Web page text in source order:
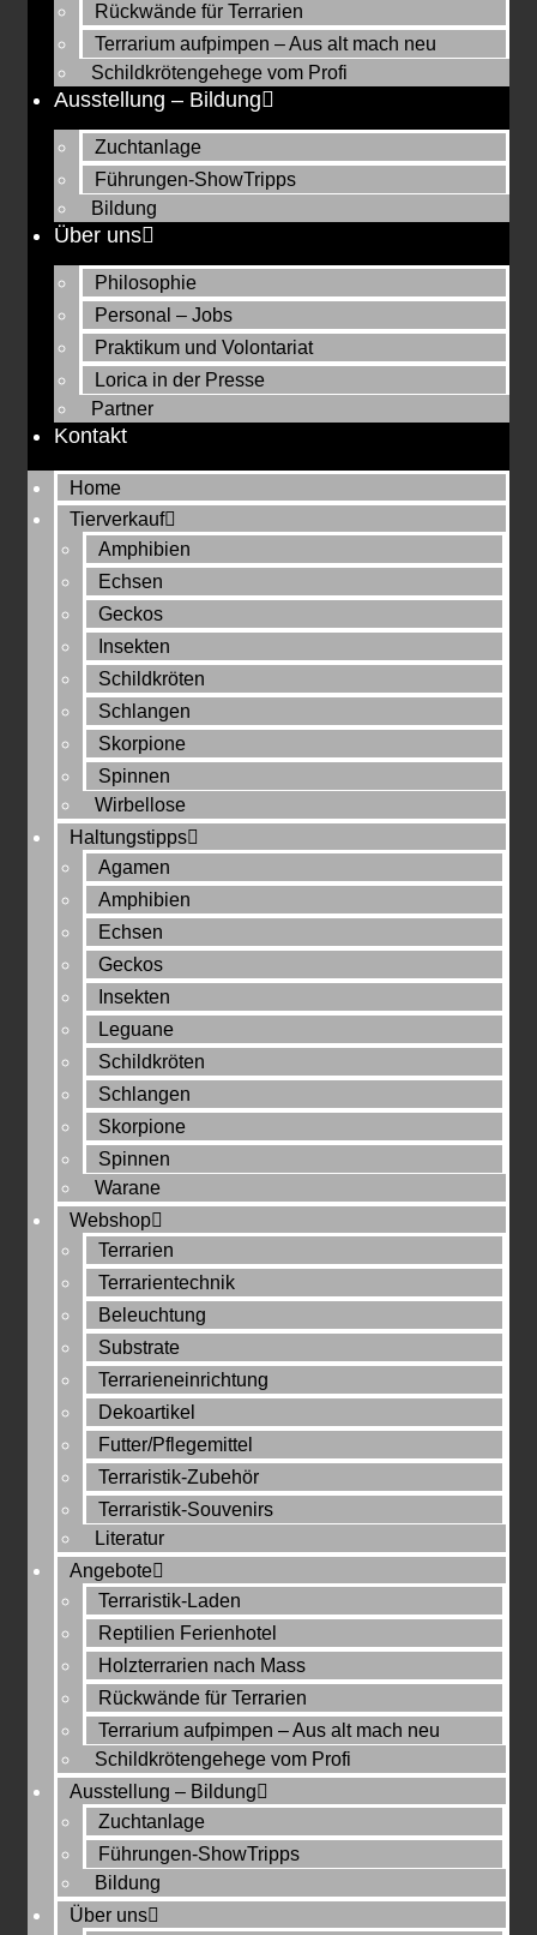
Rückwände für Terrarien
Terrarium aufpimpen – Aus alt mach neu
Schildkrötengehege vom Profi
Ausstellung – Bildung
Zuchtanlage
Führungen-ShowTripps
Bildung
Über uns
Philosophie
Personal – Jobs
Praktikum und Volontariat
Lorica in der Presse
Partner
Kontakt
Home
Tierverkauf
Amphibien
Echsen
Geckos
Insekten
Schildkröten
Schlangen
Skorpione
Spinnen
Wirbellose
Haltungstipps
Agamen
Amphibien
Echsen
Geckos
Insekten
Leguane
Schildkröten
Schlangen
Skorpione
Spinnen
Warane
Webshop
Terrarien
Terrarientechnik
Beleuchtung
Substrate
Terrarieneinrichtung
Dekoartikel
Futter/Pflegemittel
Terraristik-Zubehör
Terraristik-Souvenirs
Literatur
Angebote
Terraristik-Laden
Reptilien Ferienhotel
Holzterrarien nach Mass
Rückwände für Terrarien
Terrarium aufpimpen – Aus alt mach neu
Schildkrötengehege vom Profi
Ausstellung – Bildung
Zuchtanlage
Führungen-ShowTripps
Bildung
Über uns